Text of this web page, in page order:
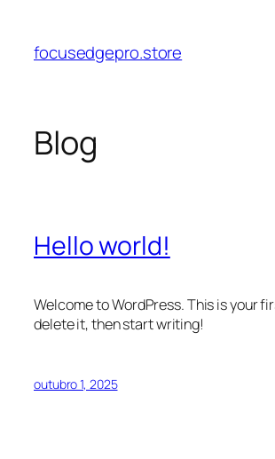
focusedgepro.store
Blog
Hello world!
Welcome to WordPress. This is your
delete it, then start writing!
outubro 1, 2025